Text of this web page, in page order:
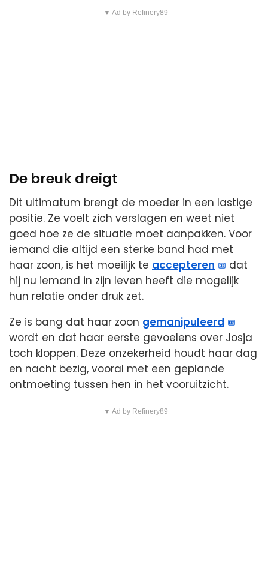
▼ Ad by Refinery89
De breuk dreigt
Dit ultimatum brengt de moeder in een lastige
positie. Ze voelt zich verslagen en weet niet
goed hoe ze de situatie moet aanpakken. Voor
iemand die altijd een sterke band had met
haar zoon, is het moeilijk te accepteren
dat
hij nu iemand in zijn leven heeft die mogelijk
hun relatie onder druk zet.
Ze is bang dat haar zoon gemanipuleerd
wordt en dat haar eerste gevoelens over Josja
toch kloppen. Deze onzekerheid houdt haar dag
en nacht bezig, vooral met een geplande
ontmoeting tussen hen in het vooruitzicht.
▼ Ad by Refinery89